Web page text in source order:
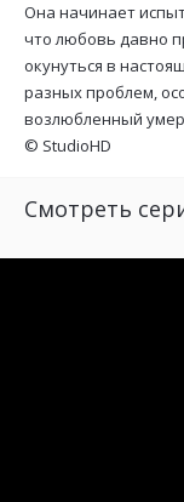
Она начинает
что любовь давно
окунуться в
разных проблем,
возлюбленный
© StudioHD
Смотреть